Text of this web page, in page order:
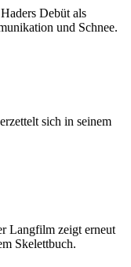
Debüt als
und Schnee.
sich in seinem
Langfilm zeigt erneut
Skelettbuch.